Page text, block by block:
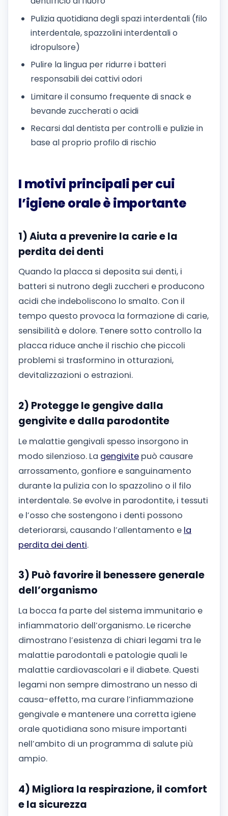
Pulizia quotidiana degli spazi interdentali (filo
interdentale, spazzolini interdentali o
idropulsore)
Pulire la lingua per ridurre i batteri
responsabili dei cattivi odori
Limitare il consumo frequente di snack e
bevande zuccherati o acidi
Recarsi dal dentista per controlli e pulizie in
base al proprio profilo di rischio
I motivi principali per cui
l’igiene orale è importante
1) Aiuta a prevenire la carie e la
perdita dei denti
Quando la placca si deposita sui denti, i
batteri si nutrono degli zuccheri e producono
acidi che indeboliscono lo smalto. Con il
tempo questo provoca la formazione di carie,
sensibilità e dolore. Tenere sotto controllo la
placca riduce anche il rischio che piccoli
problemi si trasformino in otturazioni,
devitalizzazioni o estrazioni.
2) Protegge le gengive dalla
gengivite e dalla parodontite
Le malattie gengivali spesso insorgono in
modo silenzioso. La gengivite può causare
arrossamento, gonfiore e sanguinamento
durante la pulizia con lo spazzolino o il filo
interdentale. Se evolve in parodontite, i tessuti
e l’osso che sostengono i denti possono
deteriorarsi, causando l’allentamento e la
perdita dei denti.
3) Può favorire il benessere generale
dell’organismo
La bocca fa parte del sistema immunitario e
infiammatorio dell’organismo. Le ricerche
dimostrano l’esistenza di chiari legami tra le
malattie parodontali e patologie quali le
malattie cardiovascolari e il diabete. Questi
legami non sempre dimostrano un nesso di
causa-effetto, ma curare l’infiammazione
gengivale e mantenere una corretta igiene
orale quotidiana sono misure importanti
nell’ambito di un programma di salute più
ampio.
4) Migliora la respirazione, il comfort
e la sicurezza